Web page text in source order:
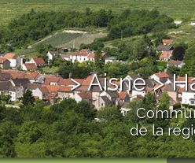
> Aisne >
de la